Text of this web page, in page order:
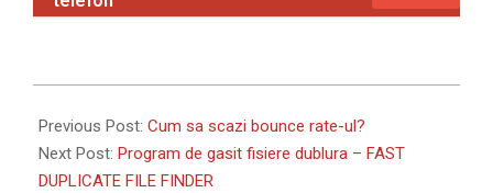
06-
14
Previous Post: Cum sa scazi bounce rate-ul?
Next Post: Program de gasit fisiere dublura – FAST
DUPLICATE FILE FINDER